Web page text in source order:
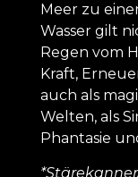
Meer zu
Wasser gilt
Regen vom
Kraft,
auch als
Welten, als
Phantasie